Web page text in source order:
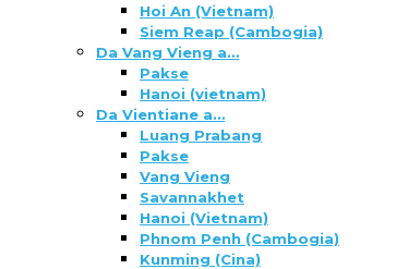
Hoi An (Vietnam)
Siem Reap (Cambogia)
Da Vang Vieng a…
Pakse
Hanoi (vietnam)
Da Vientiane a…
Luang Prabang
Pakse
Vang Vieng
Savannakhet
Hanoi (Vietnam)
Phnom Penh (Cambogia)
Kunming (Cina)